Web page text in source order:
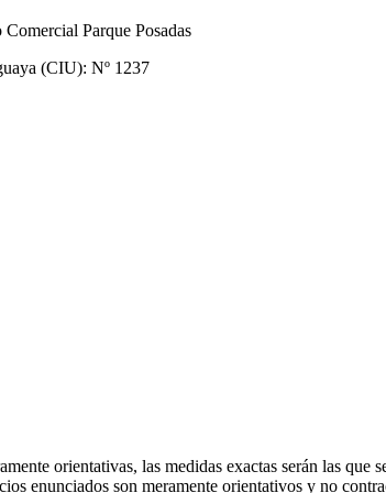
Parque Posadas
(CIU): Nº 1237
orientativas, las medidas exactas serán las
enunciados son meramente orientativos y no